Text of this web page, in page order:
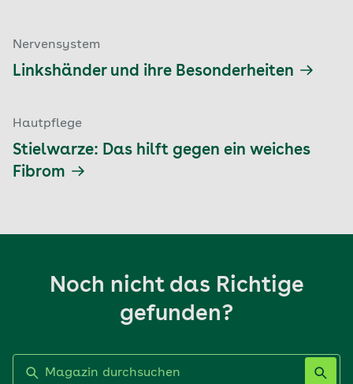
Nervensystem
Linkshänder und ihre Besonderheiten
Hautpflege
Stielwarze: Das hilft gegen ein weiches
Fibrom
Noch nicht das Richtige
gefunden?